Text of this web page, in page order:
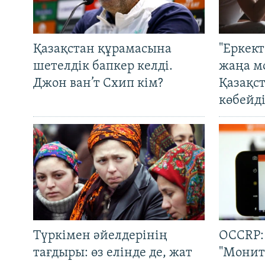
Қазақстан құрамасына
шетелдік бапкер келді.
Джон ван’т Схип кім?
жаңа
Түркімен әйелдерінің
тағдыры: өз елінде де, жат